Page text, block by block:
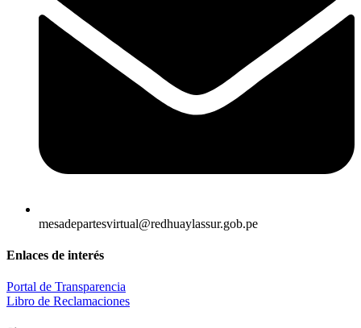
mesadepartesvirtual@redhuaylassur.gob.pe
Enlaces de interés
Portal de Transparencia
Libro de Reclamaciones